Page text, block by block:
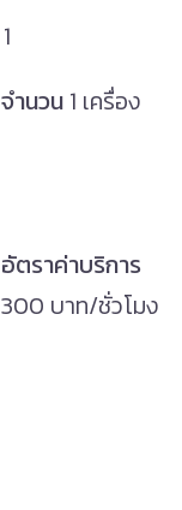
จำนวน 1 เครื่อง
อัตราค่าบริการ
300 บาท/ชั่วโมง